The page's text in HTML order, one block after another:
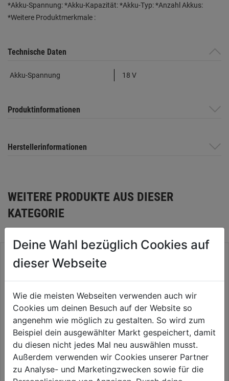
*Akku-Spannung: *Akku-Kapazität: *Akku-Typ: *Anzahl Akkus:
*Weitere Produktmerkmale :
Technische Daten
Akku-Spannung 18 V
Produktinformationen
Herstellerinformationen
WEITERE PRODUKTE AUS DIESER
KATEGORIE
Akku Starterset GAL 12V-40
2x3,0 Ah
Akku-Starterset 2x 18V/2,0 Ah
plus DCB1104
Deine Wahl bezüglich Cookies auf
dieser Webseite
Wie die meisten Webseiten verwenden auch wir
Cookies um deinen Besuch auf der Website so
angenehm wie möglich zu gestalten. So wird zum
Beispiel dein ausgewählter Markt gespeichert, damit
du diesen nicht jedes Mal neu auswählen musst.
Außerdem verwenden wir Cookies unserer Partner
zu Analyse- und Marketingzwecken sowie für die